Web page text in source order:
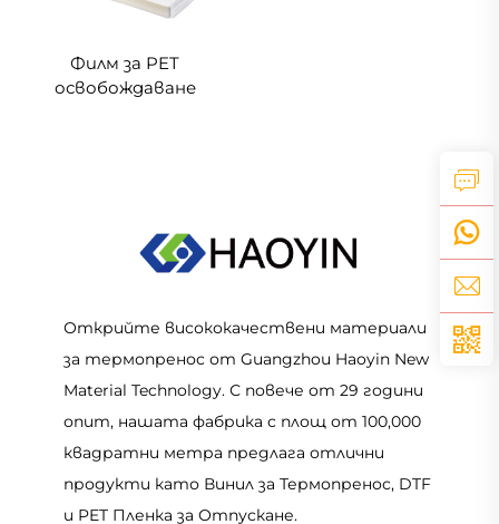
Филм за PET
освобождаване
Открийте висококачествени материали
за термопренос от Guangzhou Haoyin New
Material Technology. С повече от 29 години
опит, нашата фабрика с площ от 100,000
квадратни метра предлага отлични
продукти като Винил за Термопренос, DTF
и PET Пленка за Отпускане.